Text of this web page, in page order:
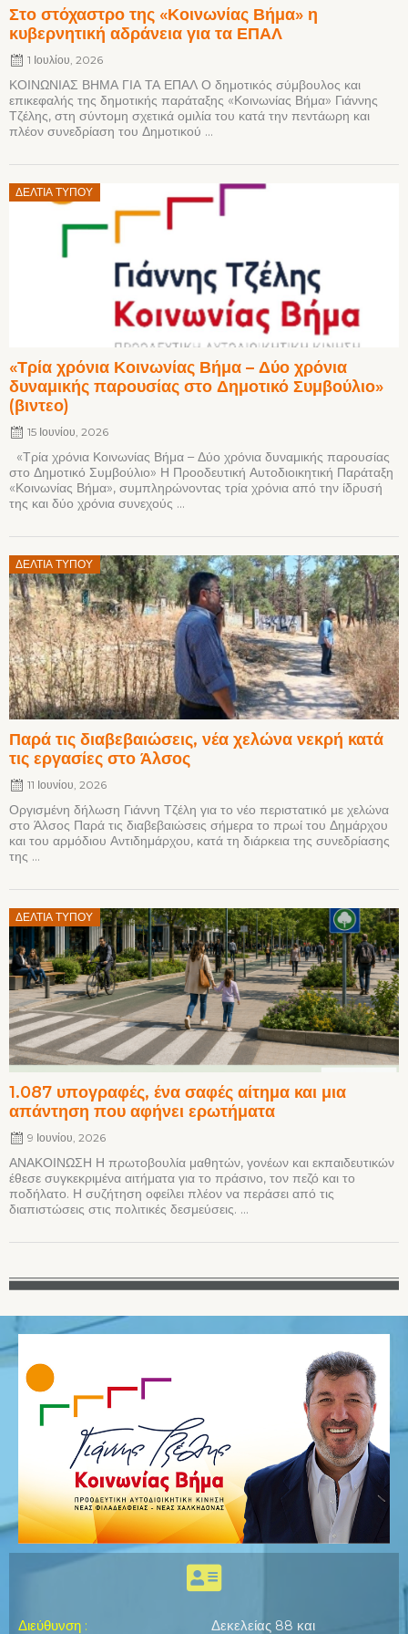
Στο στόχαστρο της «Κοινωνίας Βήμα» η
κυβερνητική αδράνεια για τα ΕΠΑΛ
1 Ιουλίου, 2026
ΚΟΙΝΩΝΙΑΣ ΒΗΜΑ ΓΙΑ ΤΑ ΕΠΑΛ Ο δημοτικός σύμβουλος και
επικεφαλής της δημοτικής παράταξης «Κοινωνίας Βήμα» Γιάννης
Τζέλης, στη σύντομη σχετικά ομιλία του κατά την πεντάωρη και
πλέον συνεδρίαση του Δημοτικού ...
ΔΕΛΤΊΑ ΤΎΠΟΥ
«Τρία χρόνια Κοινωνίας Βήμα – Δύο χρόνια
δυναμικής παρουσίας στο Δημοτικό Συμβούλιο»
(βιντεο)
Posted
15 Ιουνίου, 2026
«Τρία χρόνια Κοινωνίας Βήμα – Δύο χρόνια δυναμικής παρουσίας
στο Δημοτικό Συμβούλιο» Η Προοδευτική Αυτοδιοικητική Παράταξη
«Κοινωνίας Βήμα», συμπληρώνοντας τρία χρόνια από την ίδρυσή
της και δύο χρόνια συνεχούς ...
ΔΕΛΤΊΑ ΤΎΠΟΥ
Παρά τις διαβεβαιώσεις, νέα χελώνα νεκρή κατά
τις εργασίες στο Άλσος
Posted
on
11 Ιουνίου, 2026
Οργισμένη δήλωση Γιάννη Τζέλη για το νέο περιστατικό με χελώνα
στο Άλσος Παρά τις διαβεβαιώσεις σήμερα το πρωί του Δημάρχου
και του αρμόδιου Αντιδημάρχου, κατά τη διάρκεια της συνεδρίασης
της ...
ΔΕΛΤΊΑ ΤΎΠΟΥ
1.087 υπογραφές, ένα σαφές αίτημα και μια
απάντηση που αφήνει ερωτήματα
Posted
on
9 Ιουνίου, 2026
ΑΝΑΚΟΙΝΩΣΗ Η πρωτοβουλία μαθητών, γονέων και εκπαιδευτικών
έθεσε συγκεκριμένα αιτήματα για το πράσινο, τον πεζό και το
ποδήλατο. Η συζήτηση οφείλει πλέον να περάσει από τις
διαπιστώσεις στις πολιτικές δεσμεύσεις. ...
Διεύθυνση :
Δεκελείας 88 και